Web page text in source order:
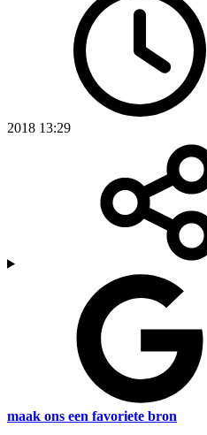
2018 13:29
maak ons een favoriete bron